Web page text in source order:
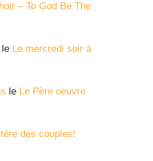
– To God Be The
le Le mercredi soir à
le Le Père oeuvre
des couples!